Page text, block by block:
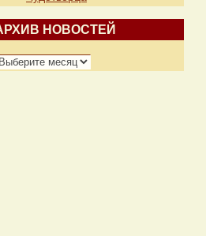
НОВОСТЕЙ
АРХИВ